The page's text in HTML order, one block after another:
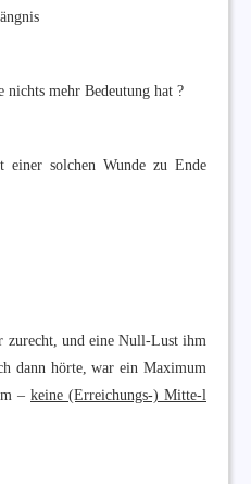
nichts mehr Bedeutung hat ?
solchen Wunde zu Ende
zurecht, und eine Null-Lust ihm
dann hörte, war ein Maximum
– keine (Erreichungs-) Mitte-l